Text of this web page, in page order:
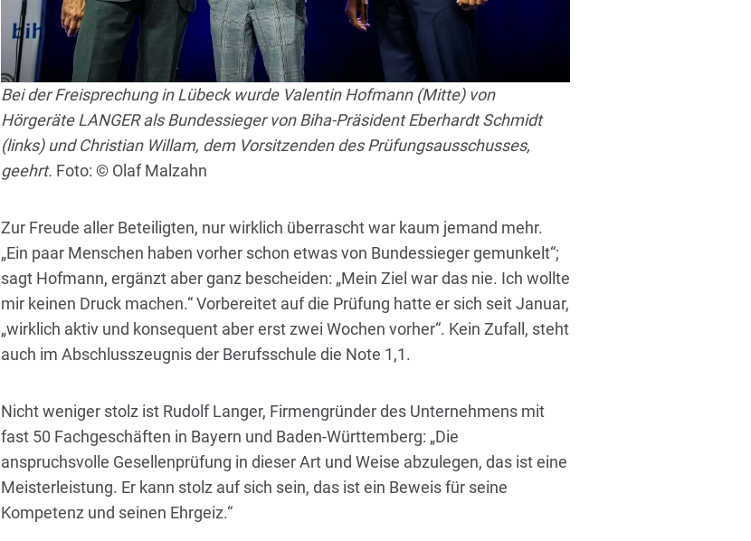
Bei der Freisprechung in Lübeck wurde Valentin Hofmann (Mitte) von
Hörgeräte LANGER als Bundessieger von Biha-Präsident Eberhardt Schmidt
(links) und Christian Willam, dem Vorsitzenden des Prüfungsausschusses,
geehrt. Foto: © Olaf Malzahn
Zur Freude aller Beteiligten, nur wirklich überrascht war kaum jemand mehr.
„Ein paar Menschen haben vorher schon etwas von Bundessieger gemunkelt“;
sagt Hofmann, ergänzt aber ganz bescheiden: „Mein Ziel war das nie. Ich wollte
mir keinen Druck machen.“ Vorbereitet auf die Prüfung hatte er sich seit Januar,
„wirklich aktiv und konsequent aber erst zwei Wochen vorher“. Kein Zufall, steht
auch im Abschlusszeugnis der Berufsschule die Note 1,1.
Nicht weniger stolz ist Rudolf Langer, Firmengründer des Unternehmens mit
fast 50 Fachgeschäften in Bayern und Baden-Württemberg: „Die
anspruchsvolle Gesellenprüfung in dieser Art und Weise abzulegen, das ist eine
Meisterleistung. Er kann stolz auf sich sein, das ist ein Beweis für seine
Kompetenz und seinen Ehrgeiz.“